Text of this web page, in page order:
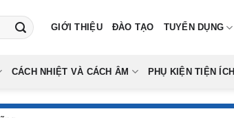
GIỚI THIỆU ĐÀO TẠO TUYỂN DỤNG
CÁCH NHIỆT VÀ CÁCH ÂM PHỤ KIỆN TIỆN ÍCH